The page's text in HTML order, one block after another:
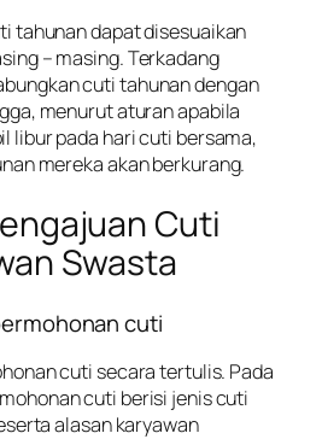
tahunan dapat disesuaikan
– masing. Terkadang
cuti tahunan dengan
menurut aturan apabila
libur pada hari cuti bersama,
mereka akan berkurang.
Cuti
Swasta
cuti
cuti secara tertulis. Pada
cuti berisi jenis cuti
alasan karyawan